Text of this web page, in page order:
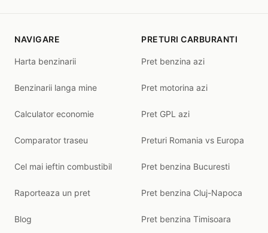
NAVIGARE
Harta benzinarii
Benzinarii langa mine
Calculator economie
Comparator traseu
Cel mai ieftin combustibil
Raporteaza un pret
Blog
PRETURI CARBURANTI
Pret benzina azi
Pret motorina azi
Pret GPL azi
Preturi Romania vs Europa
Pret benzina Bucuresti
Pret benzina Cluj-Napoca
Pret benzina Timisoara